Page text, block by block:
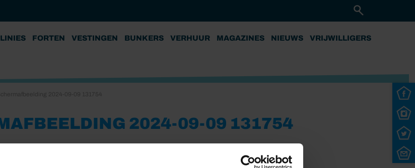
FORTEN VESTINGEN BUNKERS VERHUUR MAGAZINES NIEUWS VRIJWILLIGERS
2024-09-09 131754